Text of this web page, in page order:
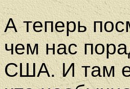
А теперь
чем нас
США. И там